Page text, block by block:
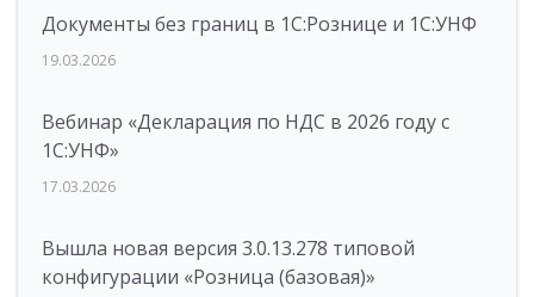
Документы без границ в 1С:Рознице и 1С:УНФ
19.03.2026
Вебинар «Декларация по НДС в 2026 году с
1С:УНФ»
17.03.2026
Вышла новая версия 3.0.13.278 типовой
конфигурации «Розница (базовая)»